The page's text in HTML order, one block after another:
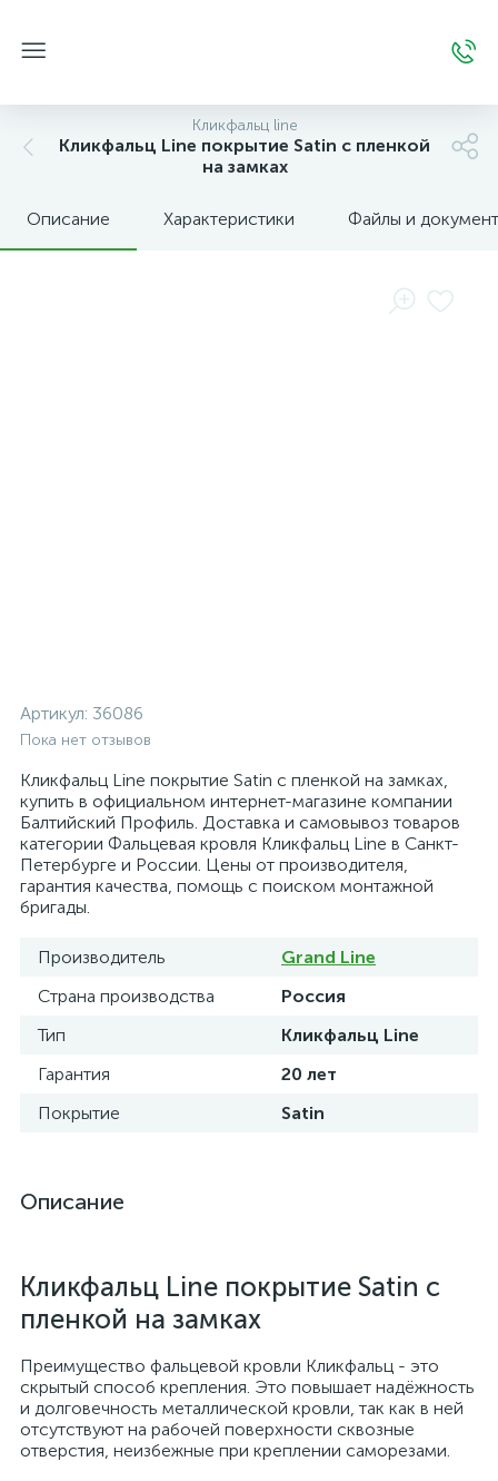
Кликфальц line
Кликфальц Line покрытие Satin с пленкой
на замках
Описание Характеристики Файлы и
Артикул: 36086
Пока нет отзывов
Кликфальц Line покрытие Satin с пленкой на замках,
купить в официальном интернет-магазине компании
Балтийский Профиль. Доставка и самовывоз товаров
категории Фальцевая кровля Кликфальц Line в Санкт-
Петербурге и России. Цены от производителя,
гарантия качества, помощь с поиском монтажной
бригады.
Производитель
Grand Line
Страна производства
Россия
Тип
Кликфальц Line
Гарантия
20 лет
Покрытие
Satin
Описание
Кликфальц Line покрытие Satin с
пленкой на замках
Преимущество фальцевой кровли Кликфальц - это
скрытый способ крепления. Это повышает надёжность
и долговечность металлической кровли, так как в ней
отсутствуют на рабочей поверхности сквозные
отверстия, неизбежные при креплении саморезами.